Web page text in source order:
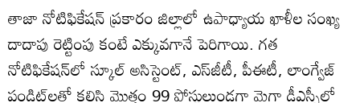
తాజా నోటిఫికేషన్‌ ప్రకారం జిల్లాలో ఉపాధ్యాయ ఖాళీల సంఖ్య
దాదాపు రెట్టింపు కంటే ఎక్కువగానే పెరిగాయి. గత
నోటిఫికేషన్‌లో స్కూల్‌ అసిస్టెంట్‌, ఎస్‌జీటీ, పీఈటీ, లాంగ్వేజ్‌
పండిట్‌లతో కలిసి మొత్తం 99 పోస్టులుండగా మెగా డీఎస్సీలో